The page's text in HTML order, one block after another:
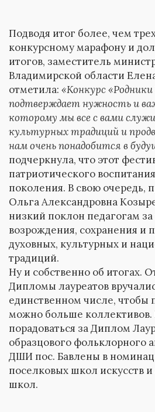
Подводя итог более, чем
конкурсному марафону и
итогов, заместитель
Владимирской области
отметила: «Конкурс
подтверждает нужность и
которому мы все с вами
культурных традиций и
нам очень понадобится в
подчеркнула, что этот
патриотического
поколения. В свою очередь,
Ольга Александровна
низкий поклон педагогам
возрождения, сохранения и
духовных, культурных и
традиций.
Ну и собственно об итогах.
Дипломы лауреатов
единственном числе, чтобы
можно больше коллективов.
порадоваться за Диплом
образцового фольклорного
ДШИ пос. Бавлены в
поселковых школ искусств
школ.